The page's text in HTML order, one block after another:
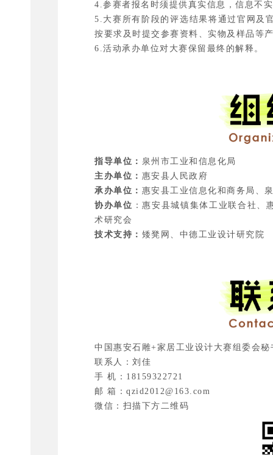
4.参赛者报名时须提供真实信息，信息不
5.大赛所有阶段的评选结果将通过官网及
按要求及时提交参赛资料、实物及样品等
6.活动承办单位对大赛保留最终的解释。
指导单位： 泉州市工业和信息化局
主办单位： 惠安县人民政府
承办单位： 惠安县工业信息化和商务局、
协办单位 ：惠安县城镇集体工业联合社
术研究会
技术支持： 矮凳网、中德工业设计研究院
中国惠安石雕+家居工业设计大赛组委会秘
联系人：刘佳
手 机：18159322721
邮 箱：qzid2012@163.com
微信：扫描下方二维码